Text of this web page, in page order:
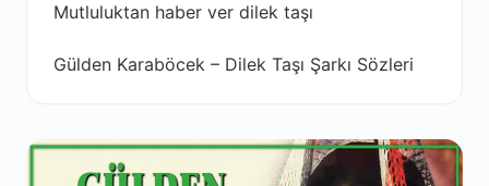
Mutluluktan haber ver dilek taşı
Gülden Karaböcek – Dilek Taşı Şarkı Sözleri